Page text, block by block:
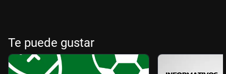
Te puede gustar